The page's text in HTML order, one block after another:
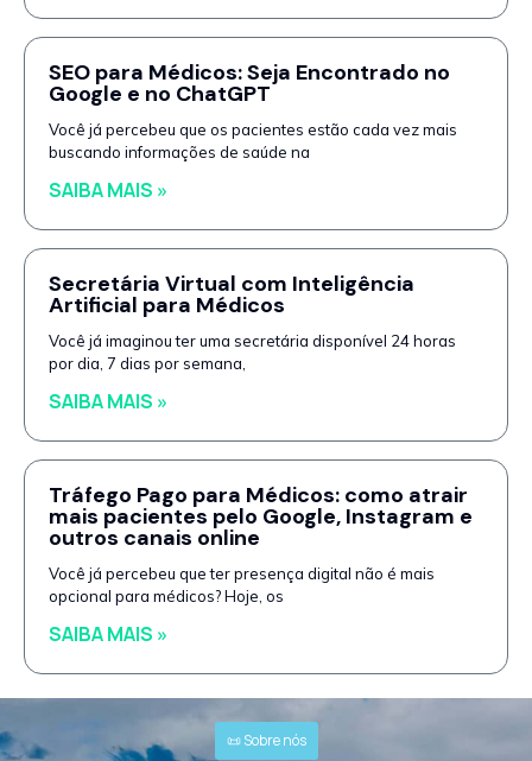
SEO para Médicos: Seja Encontrado no
Google e no ChatGPT
Você já percebeu que os pacientes estão cada vez mais
buscando informações de saúde na
SAIBA MAIS »
Secretária Virtual com Inteligência
Artificial para Médicos
Você já imaginou ter uma secretária disponível 24 horas
por dia, 7 dias por semana,
SAIBA MAIS »
Tráfego Pago para Médicos: como atrair
mais pacientes pelo Google, Instagram e
outros canais online
Você já percebeu que ter presença digital não é mais
opcional para médicos? Hoje, os
SAIBA MAIS »
📜 Sobre nós